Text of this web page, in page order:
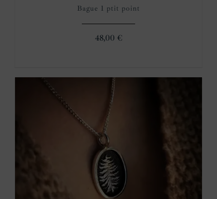
Bague 1 ptit point
48,00 €